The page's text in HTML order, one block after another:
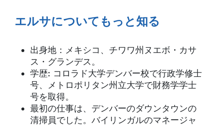
エルサについてもっと知る
出身地：メキシコ、チワワ州ヌエボ・カサ
ス・グランデス。
学歴: コロラド大学デンバー校で行政学修士
号、メトロポリタン州立大学で財務学学士
号を取得。
最初の仕事は、デンバーのダウンタウンの
清掃員でした。バイリンガルのマネージャ